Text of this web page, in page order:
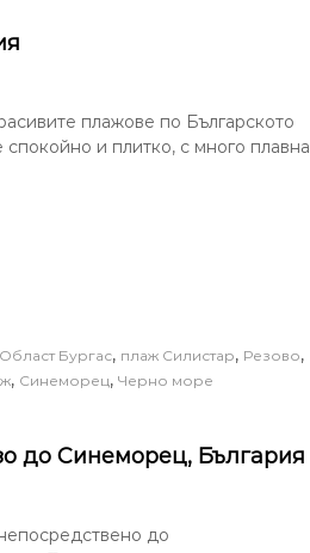
плажове по Българското
и плитко, с много плавна
Област Бургас, плаж Силистар, Резово,
, Синеморец, Черно море
до Синеморец, България
до